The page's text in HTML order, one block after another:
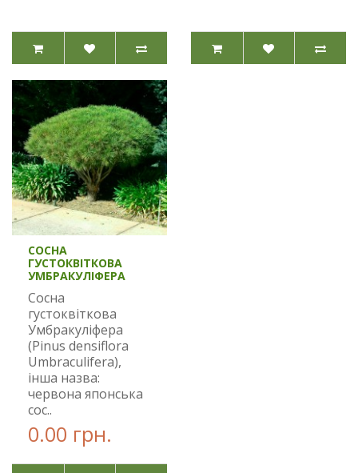
СОСНА
ГУСТОКВІТКОВА
УМБРАКУЛІФЕРА
Сосна
густоквіткова
Умбракуліфера
(Pinus densiflora
Umbraculifera),
інша назва:
червона японська
сос..
0.00 грн.